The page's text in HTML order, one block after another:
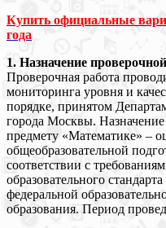
Купить официальные
года
1. Назначение
Проверочная работа
мониторинга уровня и
порядке, принятом
города Москвы.
предмету «Математике» –
общеобразовательной
соответствии с
образовательного
федеральной
образования. Период